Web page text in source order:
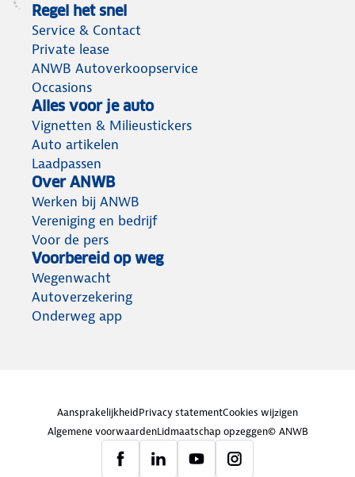
Regel het snel
Service & Contact
Private lease
ANWB Autoverkoopservice
Occasions
Alles voor je auto
Vignetten & Milieustickers
Auto artikelen
Laadpassen
Over ANWB
Werken bij ANWB
Vereniging en bedrijf
Voor de pers
Voorbereid op weg
Wegenwacht
Autoverzekering
Onderweg app
AansprakelijkheidPrivacy statementCookies wijzigen
Algemene voorwaardenLidmaatschap opzeggen© ANWB